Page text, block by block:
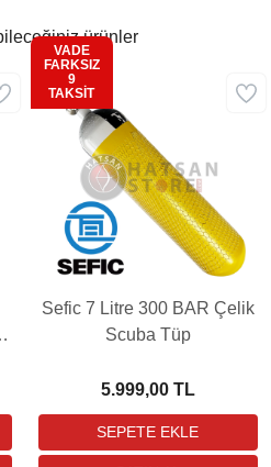
ürünler
Sefic 7 Litre 300 BAR Çelik
Scuba Tüp
5.999,00 TL
Aynı Gün
Ücretsiz
VADE
FARKSIZ
9
TAKSİT